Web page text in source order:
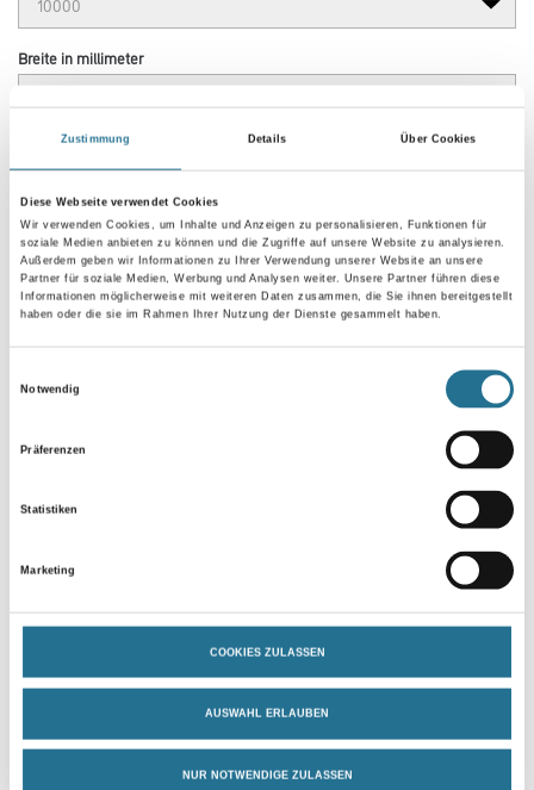
Zustimmung Details Über Cookies
Diese Webseite verwendet Cookies
Wir verwenden Cookies, um Inhalte und Anzeigen zu personalisieren, Funktionen für
soziale Medien anbieten zu können und die Zugriffe auf unsere Website zu analysieren.
Außerdem geben wir Informationen zu Ihrer Verwendung unserer Website an unsere
Partner für soziale Medien, Werbung und Analysen weiter. Unsere Partner führen diese
Informationen möglicherweise mit weiteren Daten zusammen, die Sie ihnen bereitgestellt
haben oder die sie im Rahmen Ihrer Nutzung der Dienste gesammelt haben.
Notwendig
Präferenzen
Statistiken
Marketing
COOKIES ZULASSEN
AUSWAHL ERLAUBEN
NUR NOTWENDIGE ZULASSEN
Breite in millimeter
Körnung
Umrechnungsfaktoren
ZUSATZINFOS
GEFAHRENHINWEISE